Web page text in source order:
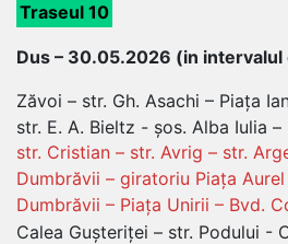
Traseul 10
Dus – 30.05.2026 (in
Zăvoi – str. Gh. Asachi – Piața
str. E. A. Bieltz - șos. Alba Iulia –
str. Cristian – str. Avrig – str.
Dumbrăvii – giratoriu Piața
Dumbrăvii – Piața Unirii – Bvd.
Calea Gușteriței – str. Podului -